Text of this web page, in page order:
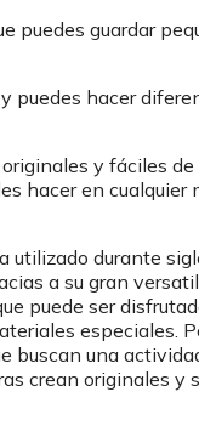
puedes guardar
puedes hacer
y fáciles
hacer en
utilizado durante
a su gran
puede ser
especiales.
buscan una
crean originales y